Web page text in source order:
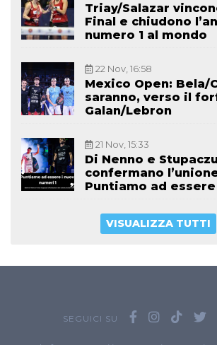
Triay/Salazar
Final e chiudono
numero 1 al mondo
22 Nov, 16:58
Mexico Open: Bela/
saranno, verso il
Galan/Lebron
21 Nov, 15:33
Di Nenno e
confermano
Puntiamo ad
VISUALIZZA TUTTI
SEGUICI SU